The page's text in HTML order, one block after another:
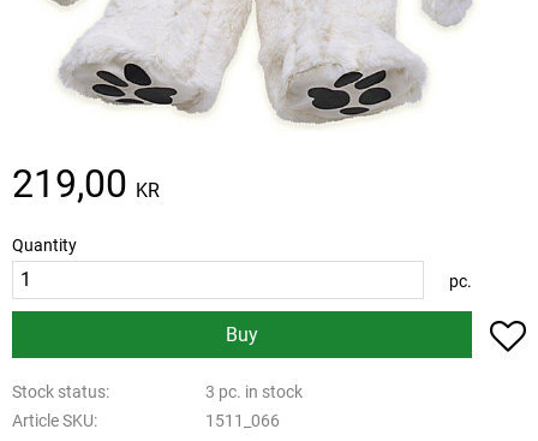
219,00 KR
Quantity
pc.
Buy
Stock status
3 pc. in stock
Article SKU
1511_066